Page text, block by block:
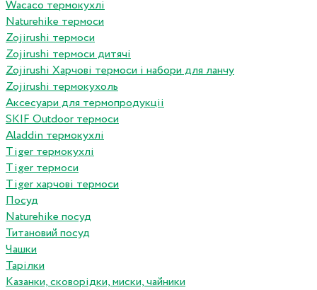
Wacaco термокухлі
Naturehike термоси
Zojirushi термоси
Zojirushi термоси дитячі
Zojirushi Харчові термоси і набори для ланчу
Zojirushi термокухоль
Аксесуари для термопродукціі
SKIF Outdoor термоси
Aladdin термокухлі
Tiger термокухлі
Tiger термоси
Tiger харчові термоси
Посуд
Naturehike посуд
Титановий посуд
Чашки
Тарілки
Казанки, сковорідки, миски, чайники